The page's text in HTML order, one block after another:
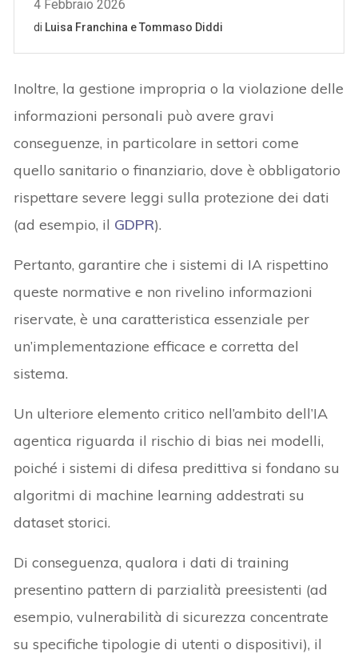
Inoltre, la gestione impropria o la violazione delle
informazioni personali può avere gravi
conseguenze, in particolare in settori come
quello sanitario o finanziario, dove è obbligatorio
rispettare severe leggi sulla protezione dei dati
(ad esempio, il GDPR).
Pertanto, garantire che i sistemi di IA rispettino
queste normative e non rivelino informazioni
riservate, è una caratteristica essenziale per
un’implementazione efficace e corretta del
sistema.
Un ulteriore elemento critico nell’ambito dell’IA
agentica riguarda il rischio di bias nei modelli,
poiché i sistemi di difesa predittiva si fondano su
algoritmi di machine learning addestrati su
dataset storici.
Di conseguenza, qualora i dati di training
presentino pattern di parzialità preesistenti (ad
esempio, vulnerabilità di sicurezza concentrate
su specifiche tipologie di utenti o dispositivi), il